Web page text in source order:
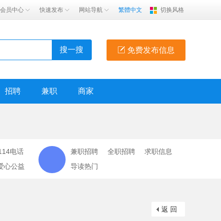
会员中心 快速发布 网站导航 繁體中文 切换风格
免费发布信息
搜一搜
招聘 兼职 商家
电话
心公益
兼职招聘 全职招聘
求职信息
导读热门
返 回